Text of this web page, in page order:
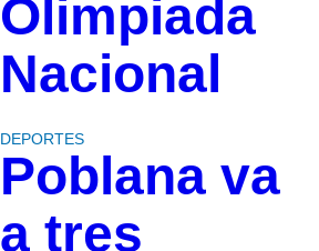
Olimpiada
Nacional
DEPORTES
Poblana va
a tres